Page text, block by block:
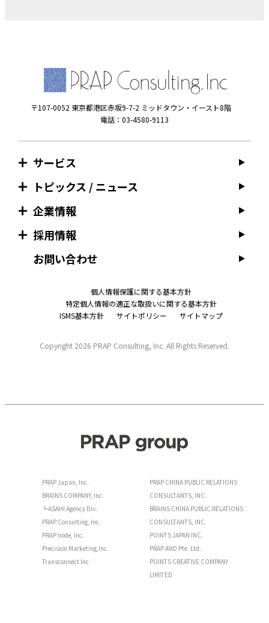
〒107-0052 東京都港区赤坂9-7-2 ミッドタウン・イースト8階
電話：03-4580-9113
サービス
トピックス / ニュース
企業情報
採用情報
お問い合わせ
個人情報保護に関する基本方針
特定個人情報の適正な取扱いに関する基本方針
ISMS基本方針
サイトポリシー サイトマップ
Copyright 2026 PRAP Consulting, Inc. All Rights Reserved.
PRAP Japan, Inc.
BRAINS COMPANY, Inc.
┗ASAHI Agency Div.
PRAP Consulting, Inc.
PRAP node, Inc.
Precision Marketing,Inc.
Transconnect Inc.
PRAP CHINA PUBLIC RELATIONS
CONSULTANTS, INC.
BRAINS CHINA PUBLIC RELATIONS
CONSULTANTS, INC.
POINTS JAPAN INC.
PRAP AND Pte. Ltd.
POINTS CREATIVE COMPANY
LIMITED